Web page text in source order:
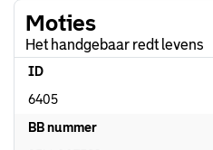
Moties
Het handgebaar redt levens
ID
6405
BB nummer